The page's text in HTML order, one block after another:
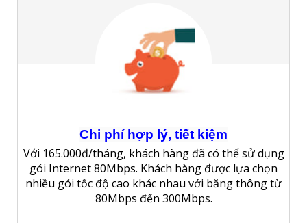
Chi phí hợp lý, tiết kiệm
Với 165.000đ/tháng, khách hàng đã có thể sử dụng
gói Internet 80Mbps. Khách hàng được lựa chọn
nhiều gói tốc độ cao khác nhau với băng thông từ
80Mbps đến 300Mbps.